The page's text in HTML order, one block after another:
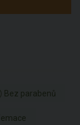
Bez parabenů